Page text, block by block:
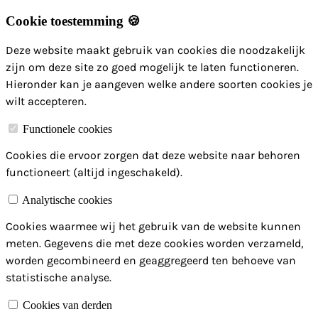
Cookie toestemming 🍪
Deze website maakt gebruik van cookies die noodzakelijk
zijn om deze site zo goed mogelijk te laten functioneren.
Hieronder kan je aangeven welke andere soorten cookies je
wilt accepteren.
Functionele cookies
Cookies die ervoor zorgen dat deze website naar behoren
functioneert (altijd ingeschakeld).
Analytische cookies
Cookies waarmee wij het gebruik van de website kunnen
meten. Gegevens die met deze cookies worden verzameld,
worden gecombineerd en geaggregeerd ten behoeve van
statistische analyse.
Cookies van derden